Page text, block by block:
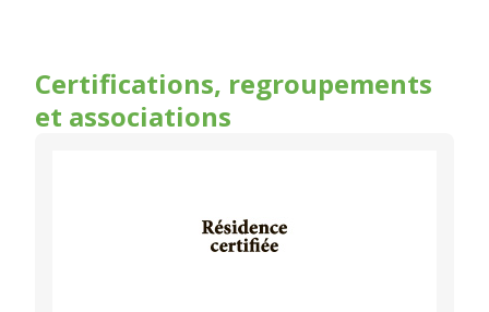
Certifications, regroupements
et associations